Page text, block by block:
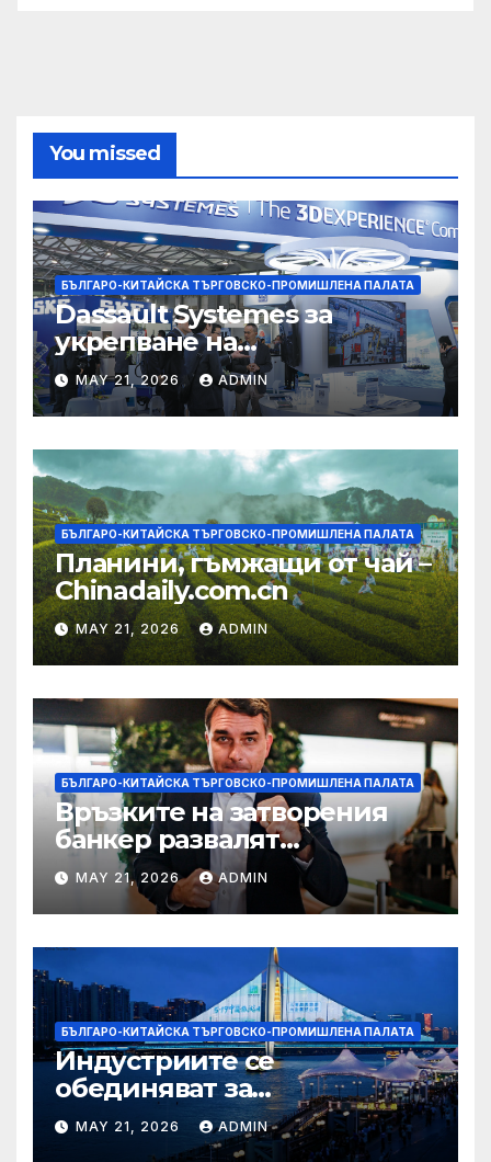
You missed
БЪЛГАРО-КИТАЙСКА ТЪРГОВСКО-ПРОМИШЛЕНА ПАЛАТА
Dassault Systemes за
укрепване на
изграждането на AI
екосистема в Китай
MAY 21, 2026 ADMIN
БЪЛГАРО-КИТАЙСКА ТЪРГОВСКО-ПРОМИШЛЕНА ПАЛАТА
Планини, гъмжащи от чай –
Chinadaily.com.cn
MAY 21, 2026 ADMIN
БЪЛГАРО-КИТАЙСКА ТЪРГОВСКО-ПРОМИШЛЕНА ПАЛАТА
Връзките на затворения
банкер развалят
надеждите на Флавио
Болсонаро за президент на
Бразилия
MAY 21, 2026 ADMIN
БЪЛГАРО-КИТАЙСКА ТЪРГОВСКО-ПРОМИШЛЕНА ПАЛАТА
Индустриите се
обединяват за
висококачествен растеж на
културния и
MAY 21, 2026 ADMIN